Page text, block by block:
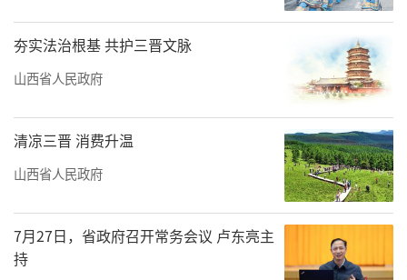
上海办事处、上海三联（集团）有限公司等单
位协办，上海晋中商会等单位提供支持。山西
省文化和旅游厅一级巡视员陈少卿、山西省人
民政府驻上海办事处党组书记主任张明、山西
省文化和旅游厅宣传推广处处长张晴等领导出
席活动，并共同按下开展启动键。
夯实法治根基 共护三晋文脉
山西省人民政府
清凉三晋 消费升温
山西省人民政府
7月27日，省政府召开常务会议 卢东亮主
持